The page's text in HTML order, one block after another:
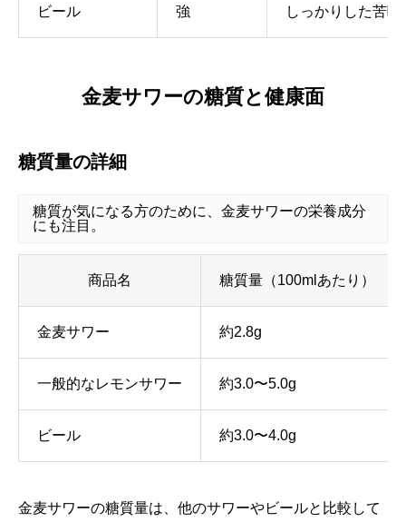
ビール 強 しっかりした苦味
金麦サワーの糖質と健康面
糖質量の詳細
糖質が気になる方のために、金麦サワーの栄養成分
にも注目。
商品名 糖質量（100mlあたり）
金麦サワー 約2.8g
一般的なレモンサワー 約3.0〜5.0g
ビール 約3.0〜4.0g
金麦サワーの糖質量は、他のサワーやビールと比較して